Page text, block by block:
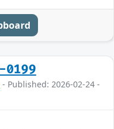
0199
- Published: 2026-02-24 -